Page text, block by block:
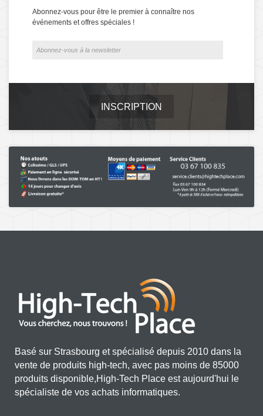
Abonnez-vous pour être le premier à connaître nos
événements et offres spéciales !
INSCRIPTION
Basé sur Strasbourg et spécialisé depuis 2010 dans la
vente de produits high-tech, avec pas moins de 85000
produits disponible,High-Tech Place est aujourd'hui le
spécialiste de vos achats informatiques.